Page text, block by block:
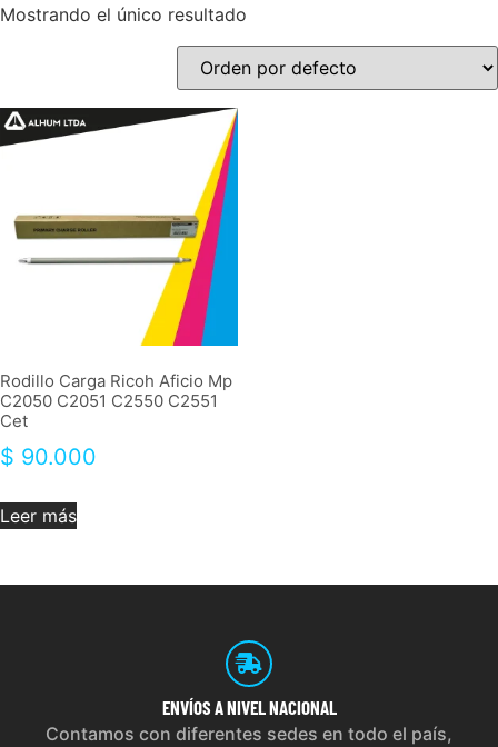
Mostrando el único resultado
Rodillo Carga Ricoh Aficio Mp
C2050 C2051 C2550 C2551
Cet
$ 90.000
Leer más
ENVÍOS A NIVEL NACIONAL
Contamos con diferentes sedes en todo el país,